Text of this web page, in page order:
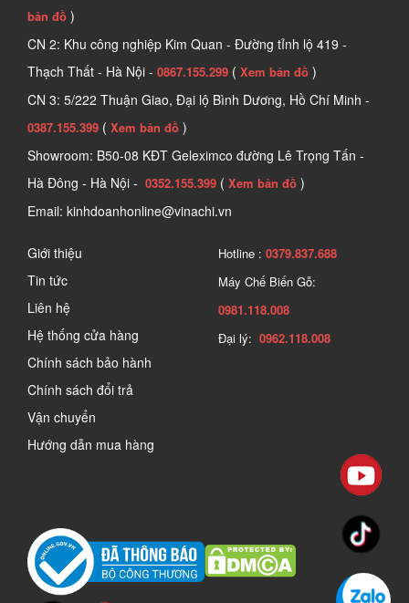
bản đồ )
CN 2: Khu công nghiệp Kim Quan - Đường tỉnh lộ 419 -
Thạch Thất - Hà Nội - 0867.155.299 ( Xem bản đồ )
CN 3: 5/222 Thuận Giao, Đại lộ Bình Dương, Hồ Chí Minh -
0387.155.399 ( Xem bản đồ )
Showroom: B50-08 KĐT Geleximco đường Lê Trọng Tấn -
Hà Đông - Hà Nội - 0352.155.399 ( Xem bản đồ )
Email: kinhdoanhonline@vinachi.vn
Giới thiệu
Tin tức
Liên hệ
Hệ thống cửa hàng
Chính sách bảo hành
Chính sách đổi trả
Vận chuyển
Hướng dẫn mua hàng
Hotline : 0379.837.688
Máy Chế Biến Gỗ:
0981.118.008
Đại lý: 0962.118.008